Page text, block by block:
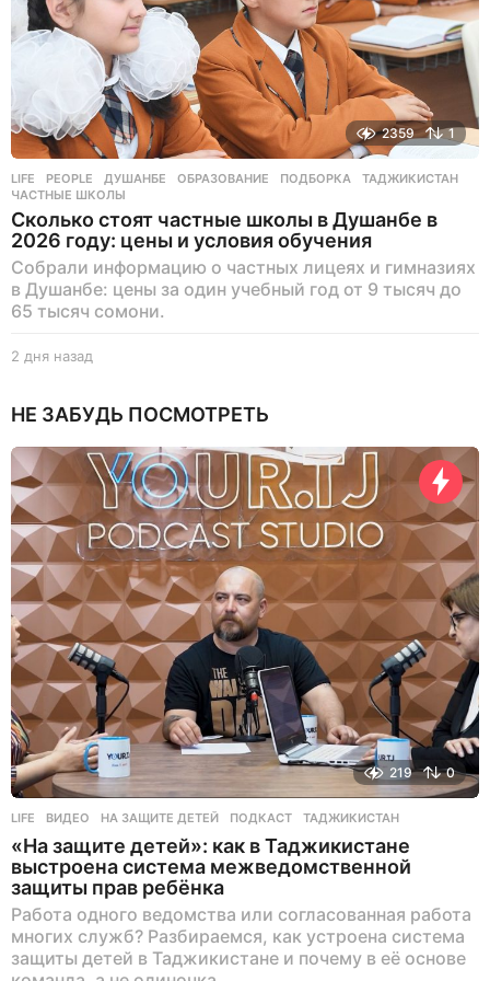
2359 1
LIFE ,PEOPLE ДУШАНБЕ ,ОБРАЗОВАНИЕ ,ПОДБОРКА ,ТАДЖИКИСТАН
ЧАСТНЫЕ ШКОЛЫ
Сколько стоят частные школы в Душанбе в
2026 году: цены и условия обучения
Собрали информацию о частных лицеях и гимназиях
в Душанбе: цены за один учебный год от 9 тысяч до
65 тысяч сомони.
2 дня назад
я
а
з
д
НЕ ЗАБУДЬ ПОСМОТРЕТЬ
219 0
LIFE ВИДЕО ,НА ЗАЩИТЕ ДЕТЕЙ ,ПОДКАСТ ,ТАДЖИКИСТАН
«На защите детей»: как в Таджикистане
выстроена система межведомственной
защиты прав ребёнка
Работа одного ведомства или согласованная работа
многих служб? Разбираемся, как устроена система
защиты детей в Таджикистане и почему в её основе